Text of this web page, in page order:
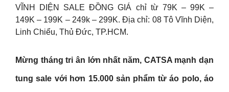
VĨNH DIỆN SALE ĐỒNG GIÁ chỉ từ 79K – 99K –
149K – 199K – 249k – 299K. Địa chỉ: 08 Tô Vĩnh Diện,
Linh Chiểu, Thủ Đức, TP.HCM.
Mừng tháng tri ân lớn nhất năm, CATSA mạnh dạn
tung sale với hơn 15.000 sản phẩm từ áo polo, áo